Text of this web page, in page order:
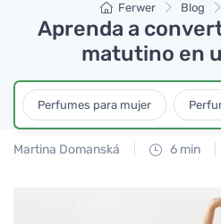
Ferwer Blog
Aprenda a
matutino en
Perfumes para mujer
Martina Domanská 6 min